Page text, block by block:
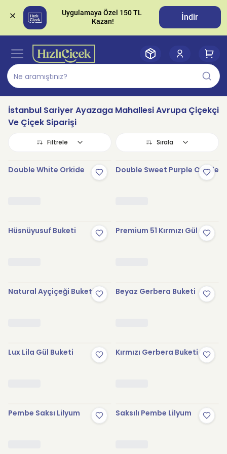
Uygulamaya Özel 150 TL
İndir
İstanbul Sariyer Ayazaga Mahallesi Avrupa Çiçekçi
Ve Çiçek Siparişi
Filtrele Sırala
Double White Orkide Double Sweet Purple Orkide
Hüsnüyusuf Buketi Premium 51 Kırmızı Gül
Natural Ayçiçeği Buketi Beyaz Gerbera Buketi
Lux Lila Gül Buketi Kırmızı Gerbera Buketi
Pembe Saksı Lilyum Saksılı Pembe Lilyum